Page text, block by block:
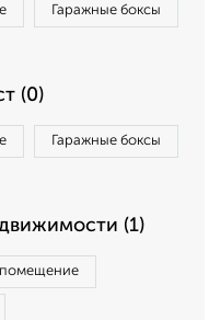
Гаражные боксы
(0)
Гаражные боксы
(1)